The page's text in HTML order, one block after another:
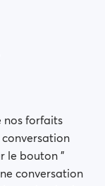
nos forfaits
le bouton "
conversation